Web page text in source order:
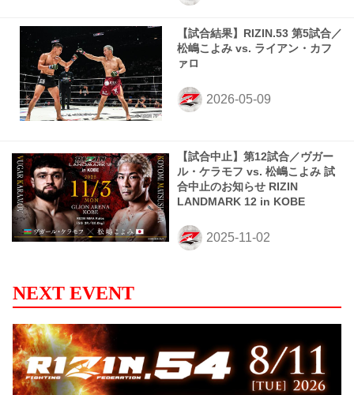
【試合結果】RIZIN.53 第5試合／
松嶋こよみ vs. ライアン・カフ
ァロ
【試合中止】第12試合／ヴガー
ル・ケラモフ vs. 松嶋こよみ 試
合中止のお知らせ RIZIN
LANDMARK 12 in KOBE
NEXT EVENT